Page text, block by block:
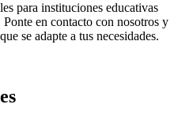
para instituciones educativas
en contacto con nosotros y
se adapte a tus necesidades.